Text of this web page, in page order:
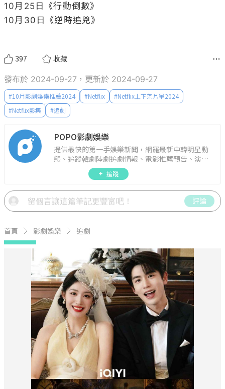
10月25日《行動倒數》
10月30日《逆時追兇》
397 收藏
發布於 2024-09-27，更新於 2024-09-27
#10月影劇娛樂推薦2024 #Netflix #Netflix上下架片單2024
#Netflix影集 #追劇
POPO影劇娛樂
提供最快的第一手娛樂新聞，網羅最新中韓明星動
態、追蹤韓劇陸劇追劇情報、電影推薦預告、演藝
圈話題，演唱會見面會最新資訊，讓你追星零時
追蹤
評論
首頁 影劇娛樂 追劇